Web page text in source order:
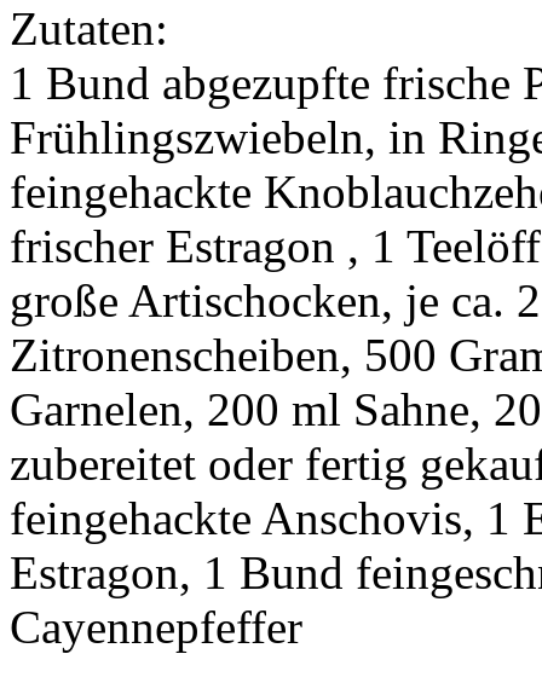
Zutaten:
1 Bund abgezupfte frische
Frühlingszwiebeln, in
feingehackte
frischer Estragon , 1
große Artischocken, je ca.
Zitronenscheiben, 500
Garnelen, 200 ml Sahne,
zubereitet oder fertig
feingehackte Anschovis, 1
Estragon, 1 Bund
Cayennepfeffer